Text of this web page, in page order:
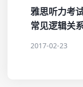
雅思听力考
常见逻辑关
2017-02-23